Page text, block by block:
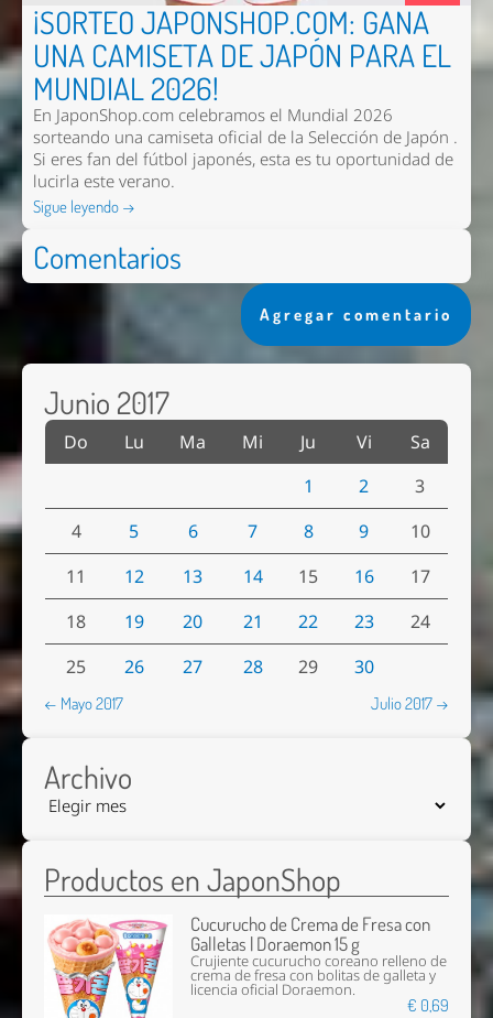
¡SORTEO JAPONSHOP.COM: GANA
UNA CAMISETA DE JAPÓN PARA EL
MUNDIAL 2026!
En JaponShop.com celebramos el Mundial 2026
sorteando una camiseta oficial de la Selección de Japón .
Si eres fan del fútbol japonés, esta es tu oportunidad de
lucirla este verano.
Sigue leyendo →
Comentarios
Agregar comentario
Junio 2017
Do Lu Ma Mi Ju Vi
Sa
1
2
3
4
5 6 7 8 9
10
11
12 13 14 15 16
17
18
19 20 21 22 23
24
25
26 27 28 29 30
← Mayo 2017 Julio 2017 →
Archivo
Productos en JaponShop
Cucurucho de Crema de Fresa con
Galletas | Doraemon 15 g
Crujiente cucurucho coreano relleno de
crema de fresa con bolitas de galleta y
licencia oficial Doraemon.
€ 0,69